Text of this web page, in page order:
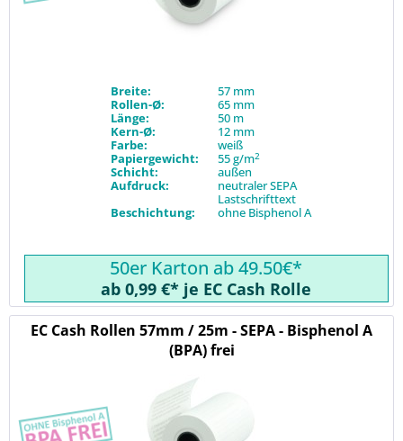
Breite:
57 mm
Rollen-Ø:
65 mm
Länge:
50 m
Kern-Ø:
12 mm
Farbe:
weiß
Papiergewicht:
55 g/m2
Schicht:
außen
Aufdruck:
neutraler SEPA
Lastschrifttext
Beschichtung:
ohne Bisphenol A
50er Karton ab 49.50€*
ab 0,99 €* je EC Cash Rolle
EC Cash Rollen 57mm / 25m - SEPA - Bisphenol A
(BPA) frei